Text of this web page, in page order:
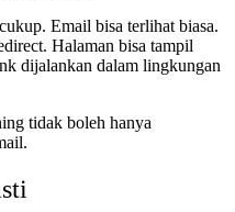
Email bisa terlihat biasa.
Halaman bisa tampil
dijalankan dalam lingkungan
tidak boleh hanya